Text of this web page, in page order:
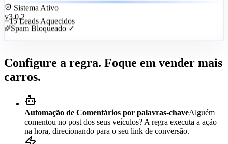
Sistema Ativo
v3.0.2
+15 Leads Aquecidos
Spam Bloqueado ✓
Configure a regra. Foque em vender mais
carros.
Automação de Comentários por palavras-chaveAlguém
comentou no post dos seus veículos? A regra executa a ação
na hora, direcionando para o seu link de conversão.